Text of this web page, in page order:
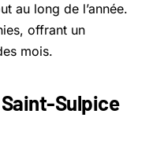
au long de l’année.
offrant un
mois.
Saint-Sulpice